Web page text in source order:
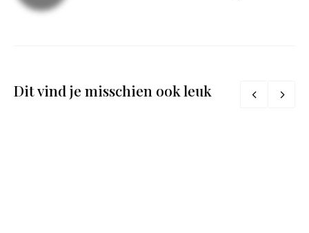
Dit vind je misschien ook leuk